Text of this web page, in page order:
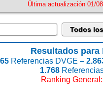
Última actualización 01/
Resultados para
Referencias DVGE –
1.768
Ranking General: